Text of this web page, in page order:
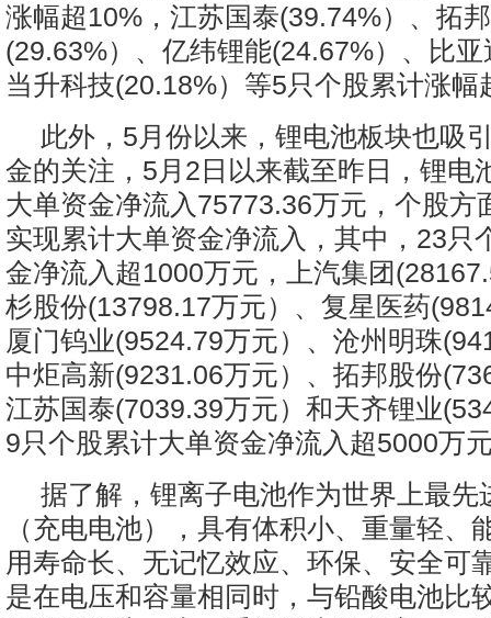
涨幅超10%，江苏国泰(39.74%）、拓
(29.63%）、亿纬锂能(24.67%）、比
当升科技(20.18%）等5只个股累计涨幅
此外，5月份以来，锂电池板块也吸
金的关注，5月2日以来截至昨日，锂电
大单资金净流入75773.36万元，个股方
实现累计大单资金净流入，其中，23只
金净流入超1000万元，上汽集团
杉股份(13798.17万元）、复星医药
厦门钨业(9524.79万元）、沧州明珠
中炬高新(9231.06万元）、拓邦股份
江苏国泰(7039.39万元）和天齐锂业
9只个股累计大单资金净流入超5000万
据了解，锂离子电池作为世界上最先
（充电电池），具有体积小、重量轻、
用寿命长、无记忆效应、环保、安全可
是在电压和容量相同时，与铅酸电池比